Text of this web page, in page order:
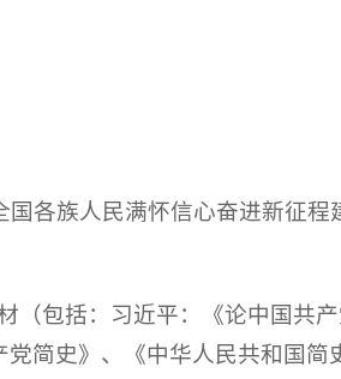
各族人民满怀信心奋进新征程
（包括：习近平：《论中国共
简史》、《中华人民共和国简